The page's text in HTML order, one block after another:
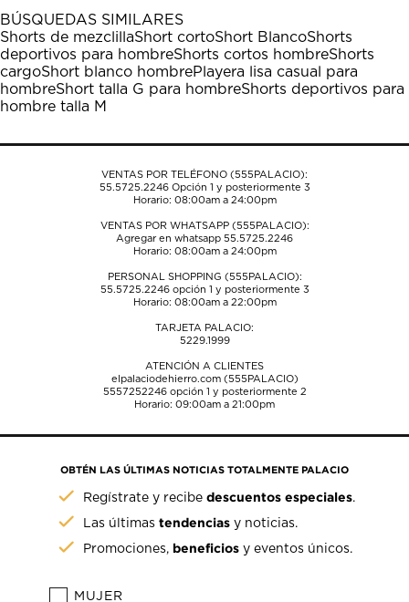
1
estrella
Esta
acción
abrirá
el
formulario
envío.
estrellas.
Esta
acción
abrirá
el
formulario
envío.
estrellas.
Esta
acción
abrirá
el
formulario
envío.
estrellas.
Esta
acción
abrirá
el
formulario
envío.
estrellas.
Esta
acción
abrirá
el
envío.
BÚSQUEDAS SIMILARES
Shorts de mezclillaShort cortoShort BlancoShorts
deportivos para hombreShorts cortos hombreShorts
cargoShort blanco hombrePlayera lisa casual para
hombreShort talla G para hombreShorts deportivos para
hombre talla M
VENTAS POR TELÉFONO (555PALACIO):
55.5725.2246Opción 1 y posteriormente 3
Horario: 08:00am a 24:00pm
VENTAS POR WHATSAPP (555PALACIO):
Agregar en whatsapp 55.5725.2246
Horario: 08:00am a 24:00pm
PERSONAL SHOPPING (555PALACIO):
55.5725.2246opción 1 y posteriormente 3
Horario: 08:00am a 22:00pm
TARJETA PALACIO:
5229.1999
ATENCIÓN A CLIENTES
elpalaciodehierro.com (555PALACIO)
5557252246opción 1 y posteriormente 2
Horario: 09:00am a 21:00pm
OBTÉN LAS ÚLTIMAS NOTICIAS TOTALMENTE PALACIO
Regístrate y recibedescuentos especiales.
Las últimastendencias y noticias.
Promociones, beneficios y eventos únicos.
MUJER